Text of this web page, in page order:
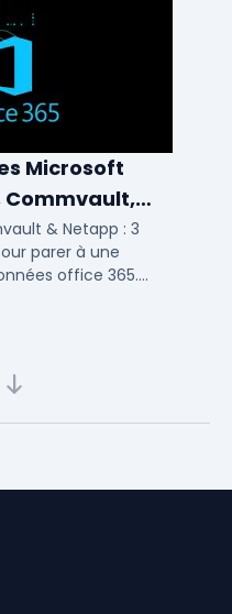
Microsoft
Commvault,
& Netapp : 3
parer à une
office 365.